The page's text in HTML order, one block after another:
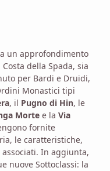
un approfondimento
della Spada, sia
per Bardi e Druidi,
Monastici tipi
, il Pugno di Hin, le
Morte e la Via
fornite
le caratteristiche,
In aggiunta,
nuove Sottoclassi: la